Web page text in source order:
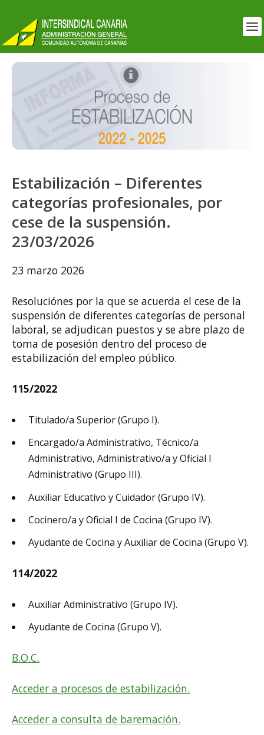
Estabilización – Diferentes
categorías profesionales, por
cese de la suspensión.
23/03/2026
23 marzo 2026
Resoluciónes por la que se acuerda el cese de la
suspensión de diferentes categorías de personal
laboral, se adjudican puestos y se abre plazo de
toma de posesión dentro del proceso de
estabilización del empleo público.
115/2022
Titulado/a Superior (Grupo I).
Encargado/a Administrativo, Técnico/a
Administrativo, Administrativo/a y Oficial I
Administrativo (Grupo III).
Auxiliar Educativo y Cuidador (Grupo IV).
Cocinero/a y Oficial I de Cocina (Grupo IV).
Ayudante de Cocina y Auxiliar de Cocina (Grupo V).
114/2022
Auxiliar Administrativo (Grupo IV).
Ayudante de Cocina (Grupo V).
B.O.C.
Acceder a procesos de estabilización.
Acceder a consulta de baremación.